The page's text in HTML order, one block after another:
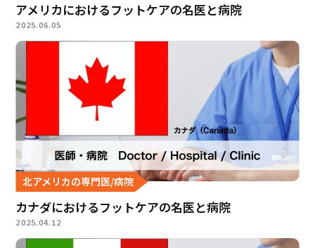
アメリカにおけるフットケアの名医と病院
2025.06.05
北アメリカの専門医/病院
カナダにおけるフットケアの名医と病院
2025.04.12